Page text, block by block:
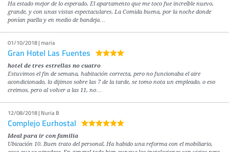
Ha estado mejor de lo esperado. El apartamento que me toco fue increíble nuevo,
grande, y con unas vistas espectaculares. La Comida buena, por la noche donde
ponían paella y en medio de bandeja…
01/10/2018 | maria
Gran Hotel Las Fuentes
hotel de tres estrellas no cuatro
Estuvimos el fin de semana, habitación correcta, pero no funcionaba el aire
acondicionado, lo dijimos sobre las 7 de la tarde, se tomo nota un empleado, o eso
creimos, pero al volver a las 11, no…
12/08/2018 | Nuria B
Complejo Eurhostal
Ideal para ir con familia
Ubicación 10. Buen trato del personal. Ha habido una reforma con el mobiliario,